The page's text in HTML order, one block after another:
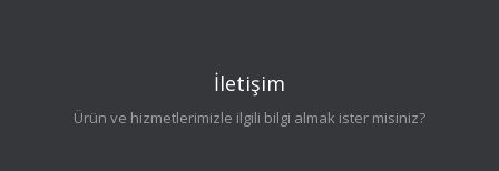
İletişim
Ürün ve hizmetlerimizle ilgili bilgi almak ister misiniz?